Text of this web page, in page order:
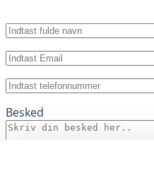
Fulde
Email(Required)
Telefon(Required)
Besked